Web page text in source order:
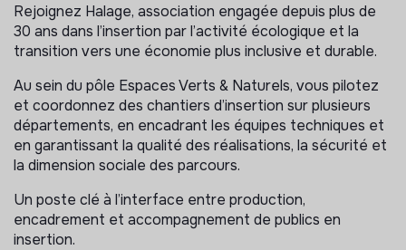
Rejoignez Halage, association engagée depuis plus de
30 ans dans l’insertion par l’activité écologique et la
transition vers une économie plus inclusive et durable.
Au sein du pôle Espaces Verts & Naturels, vous pilotez
et coordonnez des chantiers d’insertion sur plusieurs
départements, en encadrant les équipes techniques et
en garantissant la qualité des réalisations, la sécurité et
la dimension sociale des parcours.
Un poste clé à l’interface entre production,
encadrement et accompagnement de publics en
insertion.